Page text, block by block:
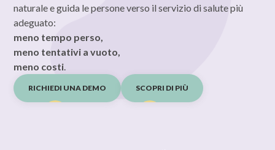
naturale e guida le persone verso il servizio di salute più
adeguato:
meno tempo perso,
meno tentativi a vuoto,
meno costi.
RICHIEDI UNA DEMO SCOPRI DI PIÙ